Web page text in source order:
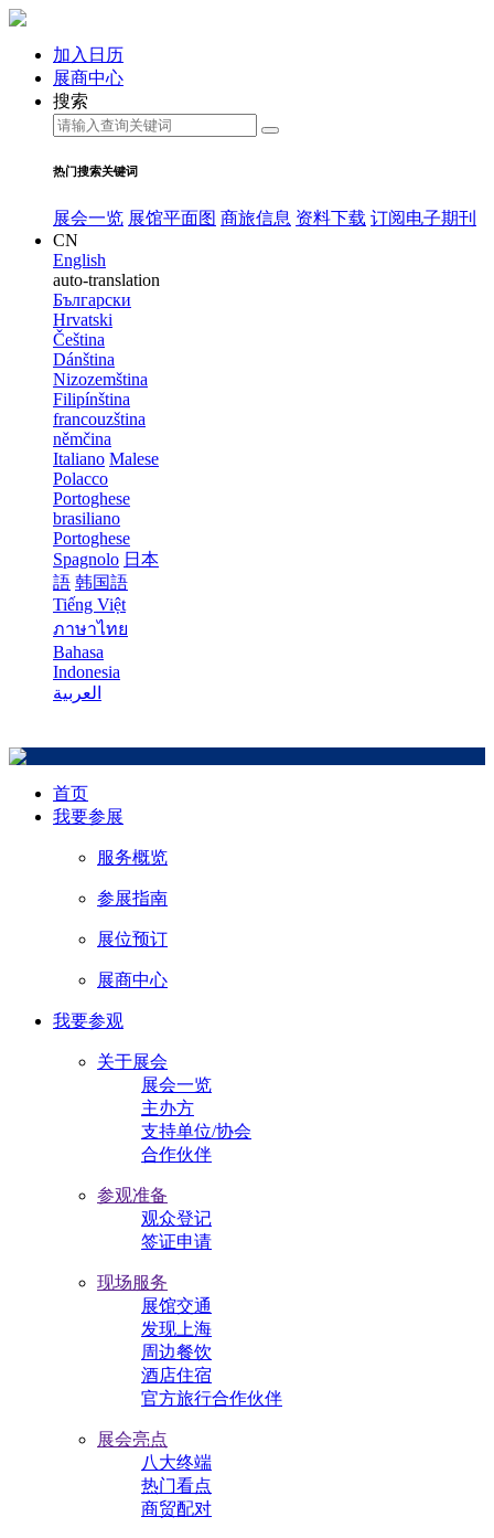
加入日历
展商中心
搜索
热门搜索关键词
展会一览 展馆平面图 商旅信息 资料下载 订阅电子期刊
CN
English
auto-translation
Български
Hrvatski
Čeština
Dánština
Nizozemština
Filipínština
francouzština
němčina
Italiano Malese
Polacco
Portoghese
brasiliano
Portoghese
Spagnolo 日本
語 韩国語
Tiếng Việt
ภาษาไทย
Bahasa
Indonesia
العربية
首页
我要参展
服务概览
参展指南
展位预订
展商中心
我要参观
关于展会
展会一览
主办方
支持单位/协会
合作伙伴
参观准备
观众登记
签证申请
现场服务
展馆交通
发现上海
周边餐饮
酒店住宿
官方旅行合作伙伴
展会亮点
八大终端
热门看点
商贸配对